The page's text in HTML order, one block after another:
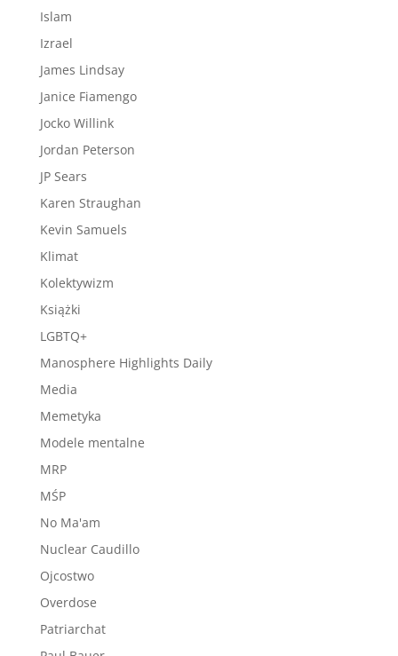
Islam
Izrael
James Lindsay
Janice Fiamengo
Jocko Willink
Jordan Peterson
JP Sears
Karen Straughan
Kevin Samuels
Klimat
Kolektywizm
Książki
LGBTQ+
Manosphere Highlights Daily
Media
Memetyka
Modele mentalne
MRP
MŚP
No Ma'am
Nuclear Caudillo
Ojcostwo
Overdose
Patriarchat